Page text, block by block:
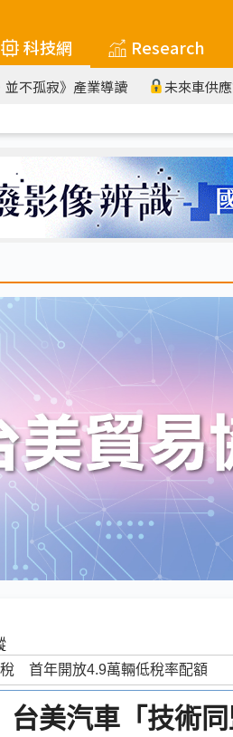
科技網 Research
並不孤寂》產業導讀 未來車供
美汽車「技術同